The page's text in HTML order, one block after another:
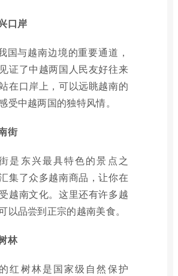
口岸
国与越南边境的重要通道，
证了中越两国人民友好往来
在口岸上，可以远眺越南的
受中越两国的独特风情。
街
是东兴最具特色的景点之
集了众多越南商品，让你在
越南文化。这里还有许多越
以品尝到正宗的越南美食。
林
红树林是国家级自然保护